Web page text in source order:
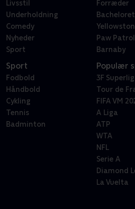
Livsstil
Underholdning
Comedy
Nyheder
Sport
Forræder
Paw Patrol
Barnaby
Sport
Fodbold
Håndbold
Cykling
Tennis
Badminton
Populær
3F
Tour de
FIFA VM
A Liga
ATP
WTA
NFL
Serie A
Diamond
La Vuelta